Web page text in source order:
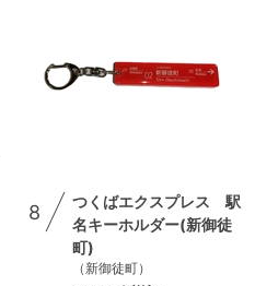
8
つくばエクスプレス 駅
名キーホルダー(新御徒
町)
（新御徒町）